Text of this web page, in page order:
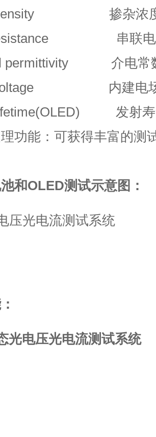
density 掺杂浓
resistance 串联电
permittivity 介电常
voltage 内建电
发射
功能：可获得丰富的测
和OLED测试示意图：